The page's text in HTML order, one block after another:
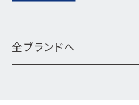
全ブランドへ